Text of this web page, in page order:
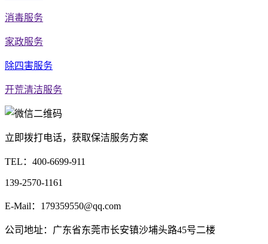
消毒服务
家政服务
除四害服务
开荒清洁服务
立即拨打电话，获取保洁服务方案
TEL： 400-6699-911
139-2570-1161
E-Mail：179359550@qq.com
公司地址：广东省东莞市长安镇沙埔头路45号二楼